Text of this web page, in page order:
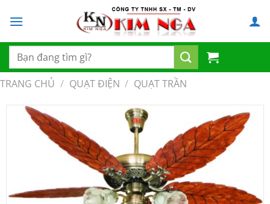
đến
dung
Tìm
kiếm:
TRANG CHỦ / QUẠT ĐIỆN / QUẠT TRẦN